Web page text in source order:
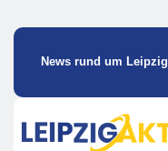
News rund um Leipzig